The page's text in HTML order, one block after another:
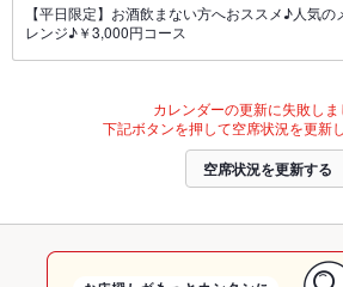
【平日限定】お酒飲まない方へおススメ♪人気
レンジ♪￥3,000円コース
カレンダーの更新に失敗しま
下記ボタンを押して空席状況を更新
空席状況を更新する